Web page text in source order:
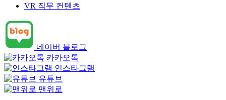
VR 직무 컨텐츠
네이버 블로그
카카오톡
인스타그램
유튜브
맨위로